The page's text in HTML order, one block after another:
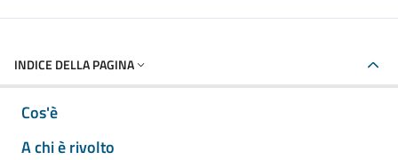
INDICE DELLA PAGINA
Cos'è
A chi è rivolto